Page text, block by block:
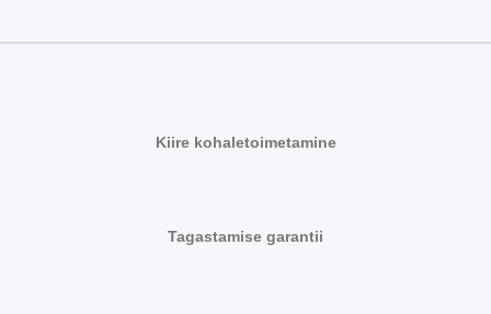
Kiire kohaletoimetamine
Tagastamise garantii